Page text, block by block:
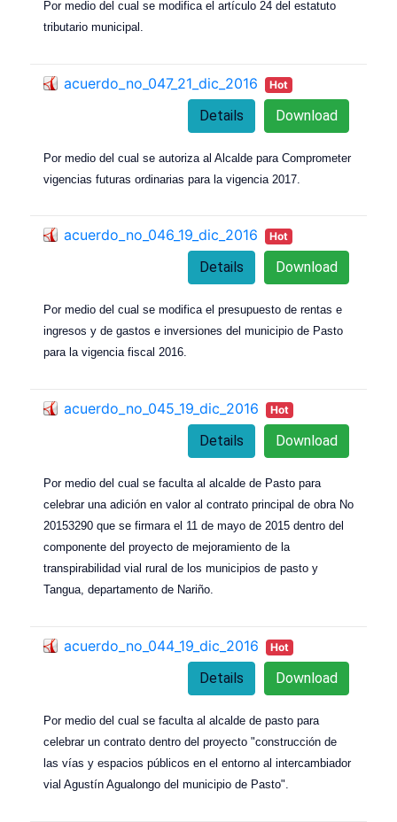
Por medio del cual se modifica el artículo 24 del estatuto
tributario municipal.
acuerdo_no_047_21_dic_2016 Hot
Download
Details
Por medio del cual se autoriza al Alcalde para Comprometer
vigencias futuras ordinarias para la vigencia 2017.
acuerdo_no_046_19_dic_2016 Hot
Download
Details
Por medio del cual se modifica el presupuesto de rentas e
ingresos y de gastos e inversiones del municipio de Pasto
para la vigencia fiscal 2016.
acuerdo_no_045_19_dic_2016 Hot
Download
Details
Por medio del cual se faculta al alcalde de Pasto para
celebrar una adición en valor al contrato principal de obra No
20153290 que se firmara el 11 de mayo de 2015 dentro del
componente del proyecto de mejoramiento de la
transpirabilidad vial rural de los municipios de pasto y
Tangua, departamento de Nariño.
acuerdo_no_044_19_dic_2016 Hot
Download
Details
Por medio del cual se faculta al alcalde de pasto para
celebrar un contrato dentro del proyecto "construcción de
las vías y espacios públicos en el entorno al intercambiador
vial Agustín Agualongo del municipio de Pasto".